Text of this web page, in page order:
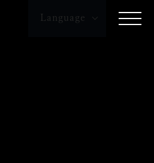
Language